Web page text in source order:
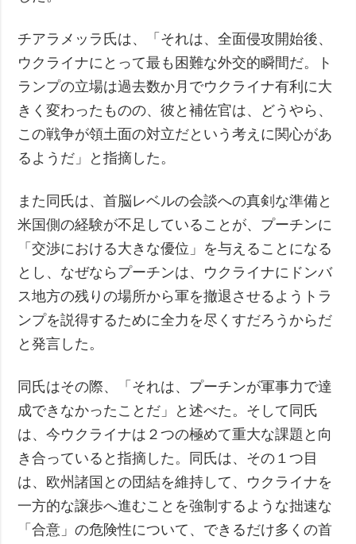
チアラメッラ氏は、「それは、全面侵攻開始後、
ウクライナにとって最も困難な外交的瞬間だ。ト
ランプの立場は過去数か月でウクライナ有利に大
きく変わったものの、彼と補佐官は、どうやら、
この戦争が領土面の対立だという考えに関心があ
るようだ」と指摘した。
また同氏は、首脳レベルの会談への真剣な準備と
米国側の経験が不足していることが、プーチンに
「交渉における大きな優位」を与えることになる
とし、なぜならプーチンは、ウクライナにドンバ
ス地方の残りの場所から軍を撤退させるようトラ
ンプを説得するために全力を尽くすだろうからだ
と発言した。
同氏はその際、「それは、プーチンが軍事力で達
成できなかったことだ」と述べた。そして同氏
は、今ウクライナは２つの極めて重大な課題と向
き合っていると指摘した。同氏は、その１つ目
は、欧州諸国との団結を維持して、ウクライナを
一方的な譲歩へ進むことを強制するような拙速な
「合意」の危険性について、できるだけ多くの首